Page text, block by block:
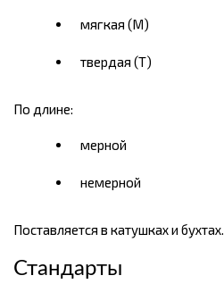
мягкая (М)
твердая (Т)
По длине:
мерной
немерной
Поставляется в катушках и бухтах.
Стандарты